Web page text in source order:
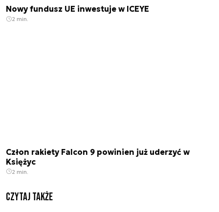
Nowy fundusz UE inwestuje w ICEYE
2 min.
Człon rakiety Falcon 9 powinien już uderzyć w
Księżyc
2 min.
Czytaj także